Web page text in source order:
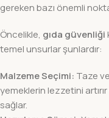
gereken bazı önemli
Öncelikle, gıda güvenliği
temel unsurlar şunlardır:
Malzeme Seçimi: Taze
yemeklerin lezzetini artırır
sağlar.